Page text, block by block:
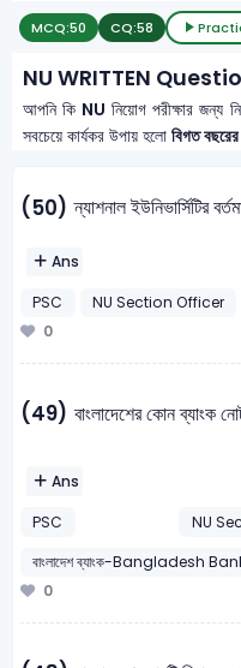
MCQ:50 CQ:58
NU WRITTEN
আপনি কি NU নিয়োগ পরীক্ষার জন্য
সবচেয়ে কার্যকর উপায় হলোবিগত বছরের
(50) ন্যাশনাল ইউনিভার্সিটির
Ans
PSC
NU Section Officer
0
(49) বাংলাদেশের কোন ব্যাংক
Ans
PSC
NU
বাংলাদেশ ব্যাংক-Bangladesh
0